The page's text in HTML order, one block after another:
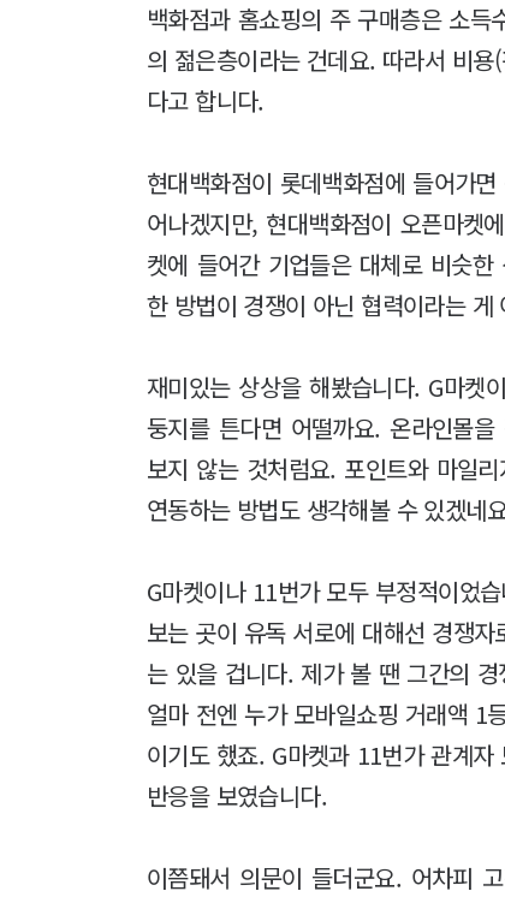
백화점과 홈쇼핑의 주 구매층은 소
의 젊은층이라는 건데요. 따라서 비
다고 합니다.
현대백화점이 롯데백화점에 들어가
어나겠지만, 현대백화점이 오픈마켓
켓에 들어간 기업들은 대체로 비슷
한 방법이 경쟁이 아닌 협력이라는 게
재미있는 상상을 해봤습니다. G마켓
둥지를 튼다면 어떨까요. 온라인몰
보지 않는 것처럼요. 포인트와 마일
연동하는 방법도 생각해볼 수 있겠네
G마켓이나 11번가 모두 부정적이었
보는 곳이 유독 서로에 대해선 경쟁
는 있을 겁니다. 제가 볼 땐 그간의
얼마 전엔 누가 모바일쇼핑 거래액 1
이기도 했죠. G마켓과 11번가 관계
반응을 보였습니다.
이쯤돼서 의문이 들더군요. 어차피